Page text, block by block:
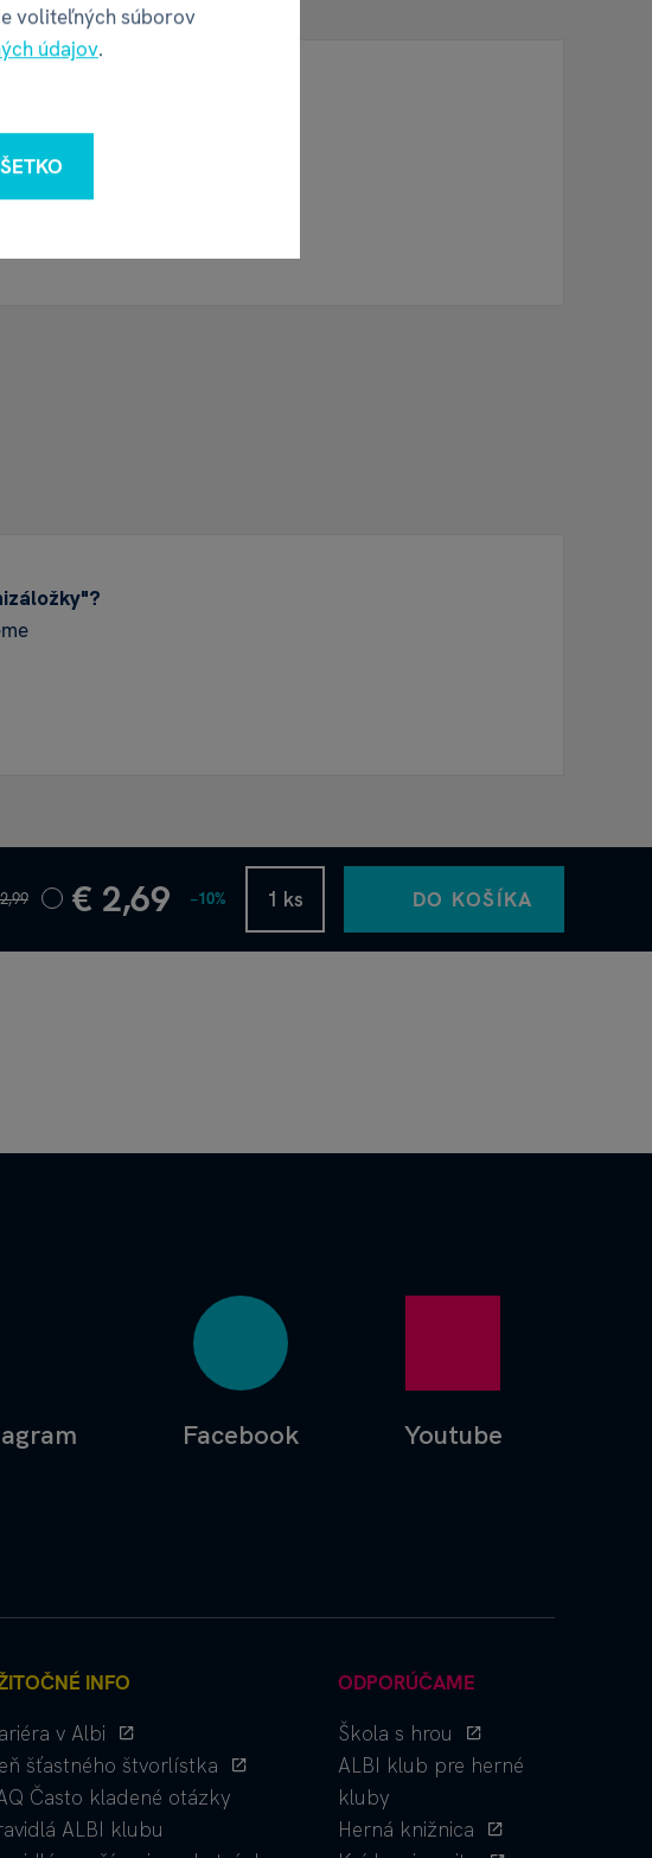
€ 2,69 −10% DO KOŠÍKA
Facebook Youtube
INFO
v Albi
šťastného štvorlístka
Často kladené otázky
ALBI klubu
ODPORÚČAME
Škola s hrou
ALBI klub pre herné
kluby
Herná knižnica
voliteľných súborov
údajov.